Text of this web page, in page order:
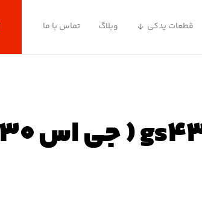
قطعات یدکی وبلاگ تماس با ما